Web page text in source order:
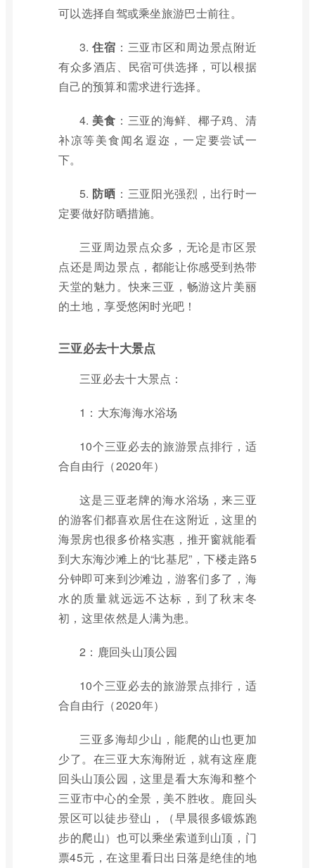
可以选择自驾或乘坐旅游巴士前往。
3.住宿 ：三亚市区和周边景点附近
有众多酒店、民宿可供选择，可以根据
自己的预算和需求进行选择。
4. 美食 ：三亚的海鲜、椰子鸡、清
补凉等美食闻名遐迩，一定要尝试一
下。
5. 防晒 ：三亚阳光强烈，出行时一
定要做好防晒措施。
三亚周边景点众多，无论是市区景
点还是周边景点，都能让你感受到热带
天堂的魅力。快来三亚，畅游这片美丽
的土地，享受悠闲时光吧！
三亚必去十大景点
三亚必去十大景点：
1：大东海海水浴场
10个三亚必去的旅游景点排行，适
合自由行（2020年）
这是三亚老牌的海水浴场，来三亚
的游客们都喜欢居住在这附近，这里的
海景房也很多价格实惠，推开窗就能看
到大东海沙滩上的“比基尼”，下楼走路5
分钟即可来到沙滩边，游客们多了，海
水的质量就远远不达标，到了秋末冬
初，这里依然是人满为患。
2：鹿回头山顶公园
10个三亚必去的旅游景点排行，适
合自由行（2020年）
三亚多海却少山，能爬的山也更加
少了。在三亚大东海附近，就有这座鹿
回头山顶公园，这里是看大东海和整个
三亚市中心的全景，美不胜收。鹿回头
景区可以徒步登山，（早晨很多锻炼跑
步的爬山）也可以乘坐索道到山顶，门
票45元，在这里看日出日落是绝佳的地